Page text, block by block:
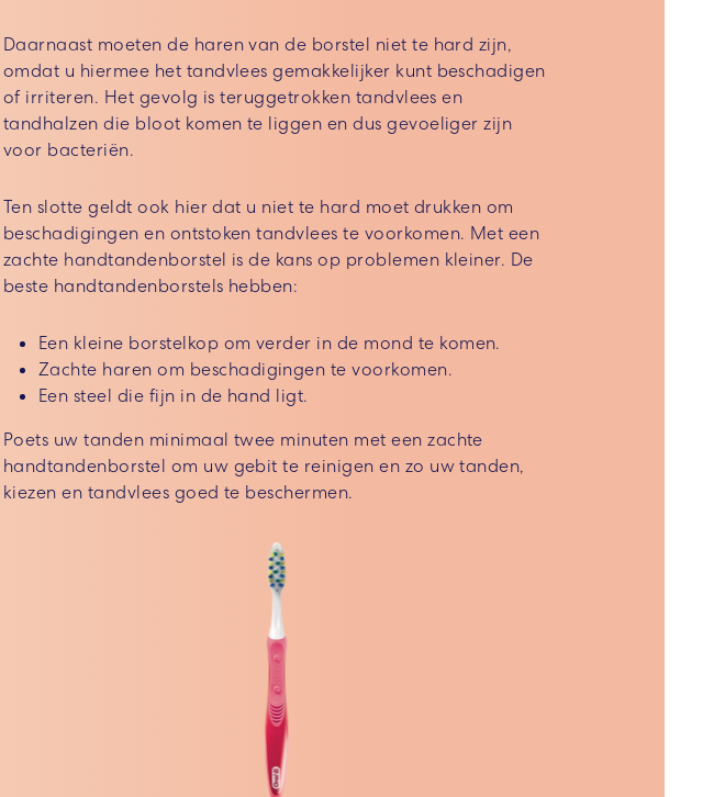
Daarnaast moeten de haren van de borstel niet te hard zijn,
omdat u hiermee het tandvlees gemakkelijker kunt beschadigen
of irriteren. Het gevolg is teruggetrokken tandvlees en
tandhalzen die bloot komen te liggen en dus gevoeliger zijn
voor bacteriën.
Ten slotte geldt ook hier dat u niet te hard moet drukken om
beschadigingen en ontstoken tandvlees te voorkomen. Met een
zachte handtandenborstel is de kans op problemen kleiner. De
beste handtandenborstels hebben:
Een kleine borstelkop om verder in de mond te komen.
Zachte haren om beschadigingen te voorkomen.
Een steel die fijn in de hand ligt.
Poets uw tanden minimaal twee minuten met een zachte
handtandenborstel om uw gebit te reinigen en zo uw tanden,
kiezen en tandvlees goed te beschermen.